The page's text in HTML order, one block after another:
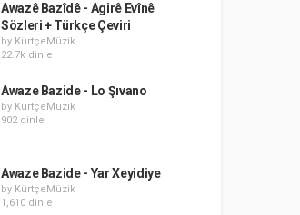
Awazê Bazîdê - Agirê Evînê
Sözleri + Türkçe Çeviri
by KürtçeMüzik
22.7k dinle
Awaze Bazide - Lo Şıvano
by KürtçeMüzik
902 dinle
Awaze Bazide - Yar Xeyidiye
by KürtçeMüzik
1,610 dinle